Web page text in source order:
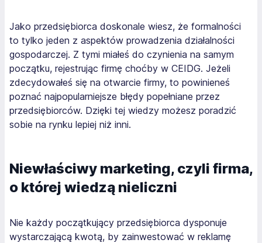
Jako przedsiębiorca doskonale wiesz, że formalności
to tylko jeden z aspektów prowadzenia działalności
gospodarczej. Z tymi miałeś do czynienia na samym
początku, rejestrując firmę choćby w CEIDG. Jeżeli
zdecydowałeś się na otwarcie firmy, to powinieneś
poznać najpopularniejsze błędy popełniane przez
przedsiębiorców. Dzięki tej wiedzy możesz poradzić
sobie na rynku lepiej niż inni.
Niewłaściwy marketing, czyli firma,
o której wiedzą nieliczni
Nie każdy początkujący przedsiębiorca dysponuje
wystarczającą kwotą, by zainwestować w reklamę